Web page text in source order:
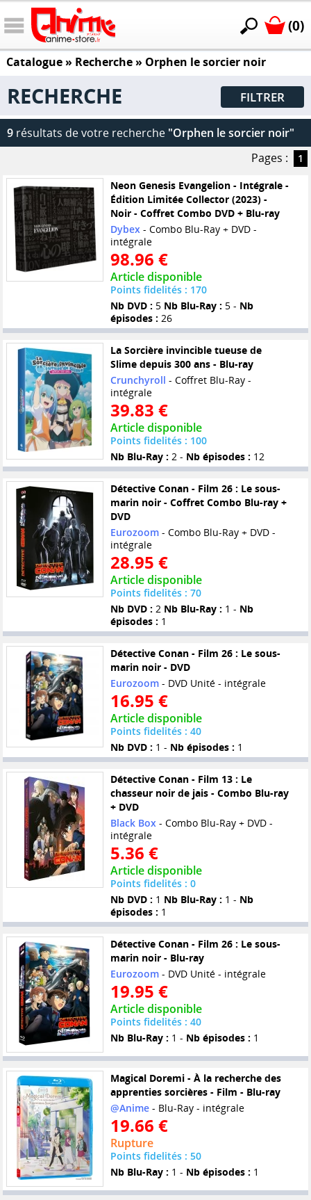
(0)
Catalogue» Recherche » Orphen le sorcier noir
RECHERCHE FILTRER
9 résultats de votre recherche "Orphen le sorcier noir"
Pages :
1
Neon Genesis Evangelion - Intégrale -
Édition Limitée Collector (2023) -
Noir - Coffret Combo DVD + Blu-ray
Dybex- Combo Blu-Ray + DVD -
intégrale
98.96 €
Article disponible
Points fidelités : 170
Nb DVD : 5 Nb Blu-Ray : 5 - Nb
épisodes : 26
La Sorcière invincible tueuse de
Slime depuis 300 ans - Blu-ray
Crunchyroll - Coffret Blu-Ray -
intégrale
39.83 €
Article disponible
Points fidelités : 100
Nb Blu-Ray : 2 - Nb épisodes : 12
Détective Conan - Film 26 : Le sous-
marin noir - Coffret Combo Blu-ray +
DVD
Eurozoom- Combo Blu-Ray + DVD -
intégrale
28.95 €
Article disponible
Points fidelités : 70
Nb DVD : 2 Nb Blu-Ray : 1 - Nb
épisodes : 1
Détective Conan - Film 26 : Le sous-
marin noir - DVD
Eurozoom- DVD Unité - intégrale
16.95 €
Article disponible
Points fidelités : 40
Nb DVD : 1 - Nb épisodes : 1
Détective Conan - Film 13 : Le
chasseur noir de jais - Combo Blu-ray
+ DVD
Black Box- Combo Blu-Ray + DVD -
intégrale
5.36 €
Article disponible
Points fidelités : 0
Nb DVD : 1 Nb Blu-Ray : 1 - Nb
épisodes : 1
Détective Conan - Film 26 : Le sous-
marin noir - Blu-ray
Eurozoom- DVD Unité - intégrale
19.95 €
Article disponible
Points fidelités : 40
Nb Blu-Ray : 1 - Nb épisodes : 1
Magical Doremi - À la recherche des
apprenties sorcières - Film - Blu-ray
@Anime- Blu-Ray - intégrale
19.66 €
Rupture
Points fidelités : 50
Nb Blu-Ray : 1 - Nb épisodes : 1